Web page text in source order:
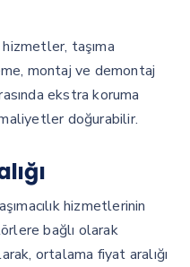
hizmetler, taşıma
montaj ve demontaj
ekstra koruma
doğurabilir.
hizmetlerinin
bağlı olarak
ortalama fiyat aralığı